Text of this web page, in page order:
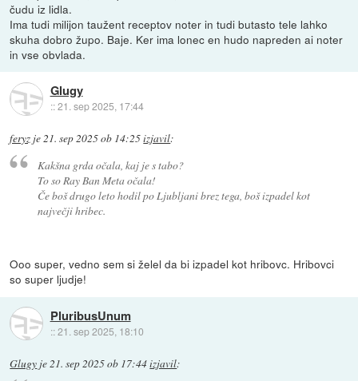
čudu iz lidla.
Ima tudi milijon taužent receptov noter in tudi butasto tele lahko
skuha dobro župo. Baje. Ker ima lonec en hudo napreden ai noter
in vse obvlada.
Glugy
::21. sep 2025, 17:44
feryz je21. sep 2025 ob 14:25izjavil:
Kakšna grda očala, kaj je s tabo?
To so Ray Ban Meta očala!
Če boš drugo leto hodil po Ljubljani brez tega, boš izpadel kot
največji hribec.
Ooo super, vedno sem si želel da bi izpadel kot hribovc. Hribovci
so super ljudje!
PluribusUnum
::21. sep 2025, 18:10
Glugy je 21. sep 2025 ob 17:44izjavil: